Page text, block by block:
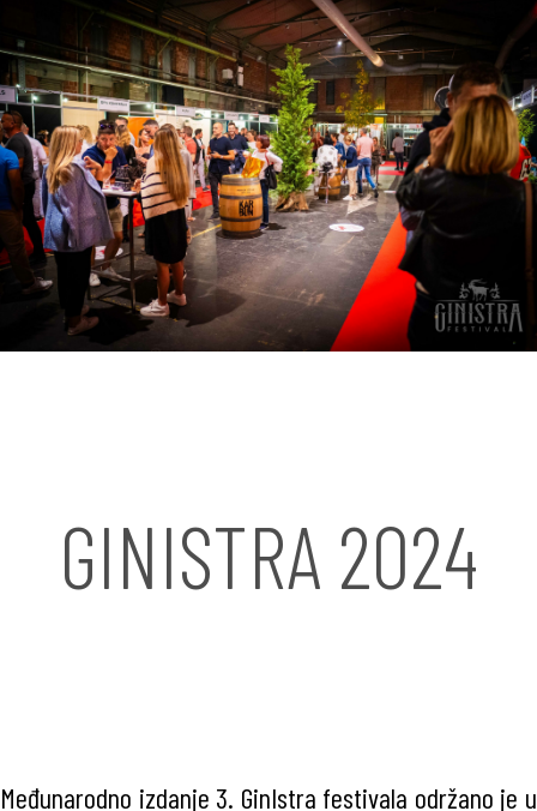
GINISTRA 2024
Međunarodno izdanje 3. GinIstra festivala održano je u